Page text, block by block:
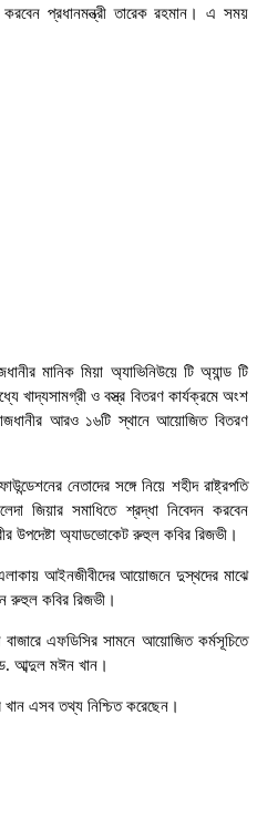
করবেন প্রধানমন্ত্রী তারেক রহমান। এ সময়
মানিক মিয়া অ্যাভিনিউয়ে টি অ্যান্ড টি
খাদ্যসামগ্রী ও বস্ত্র বিতরণ কার্যক্রমে অংশ
রাজধানীর আরও ১৬টি স্থানে আয়োজিত বিতরণ
নেতাদের সঙ্গে নিয়ে শহীদ রাষ্ট্রপতি
জিয়ার সমাধিতে শ্রদ্ধা নিবেদন করবেন
উপদেষ্টা অ্যাডভোকেট রুহুল কবির রিজভী।
আইনজীবীদের আয়োজনে দুস্থদের মাঝে
রুহুল কবির রিজভী।
এফডিসির সামনে আয়োজিত কর্মসূচিতে
ড. আব্দুল মঈন খান।
খান এসব তথ্য নিশ্চিত করেছেন।